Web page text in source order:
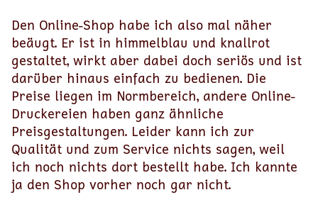
Den Online-Shop habe ich also mal näher
beäugt. Er ist in himmelblau und knallrot
gestaltet, wirkt aber dabei doch seriös und ist
darüber hinaus einfach zu bedienen. Die
Preise liegen im Normbereich, andere Online-
Druckereien haben ganz ähnliche
Preisgestaltungen. Leider kann ich zur
Qualität und zum Service nichts sagen, weil
ich noch nichts dort bestellt habe. Ich kannte
ja den Shop vorher noch gar nicht.